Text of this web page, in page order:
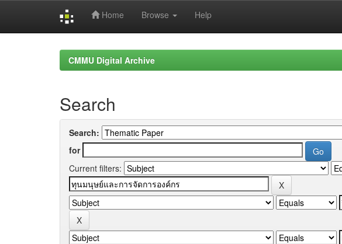
Home Browse Help
CMMU Digital Archive
Search
Search:
for
Current filters: